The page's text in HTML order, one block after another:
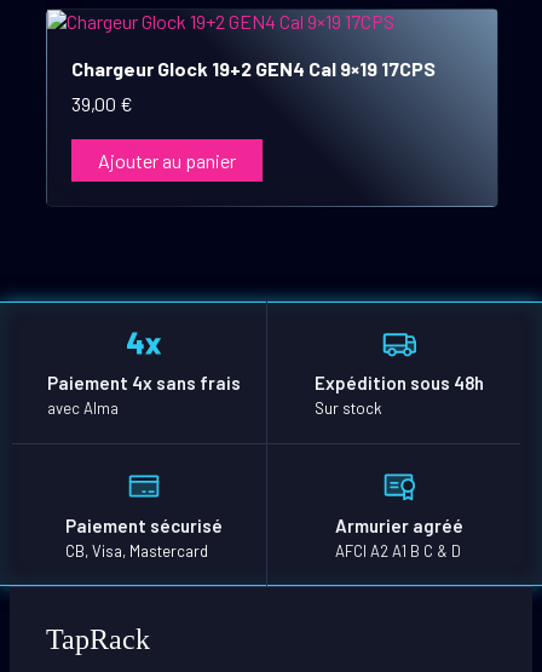
Chargeur Glock 19+2 GEN4 Cal 9×19 17CPS
39,00 €
Ajouter au panier
Paiement 4x sans frais
avec Alma
Expédition sous 48h
Sur stock
Paiement sécurisé
CB, Visa, Mastercard
Armurier agréé
AFCI A2 A1 B C & D
TapRack